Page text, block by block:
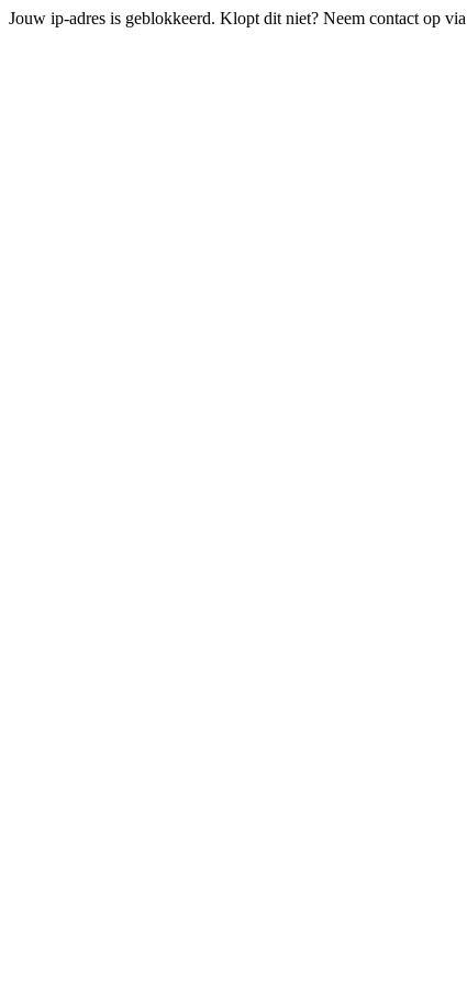
Jouw ip-adres is geblokkeerd. Klopt dit niet? Neem contact op via